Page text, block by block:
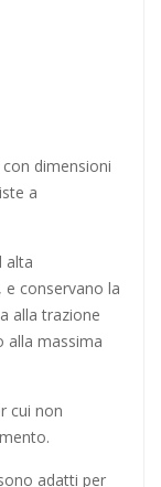
dimensioni
a
alta
conservano la
alla trazione
alla massima
cui non
adatti per